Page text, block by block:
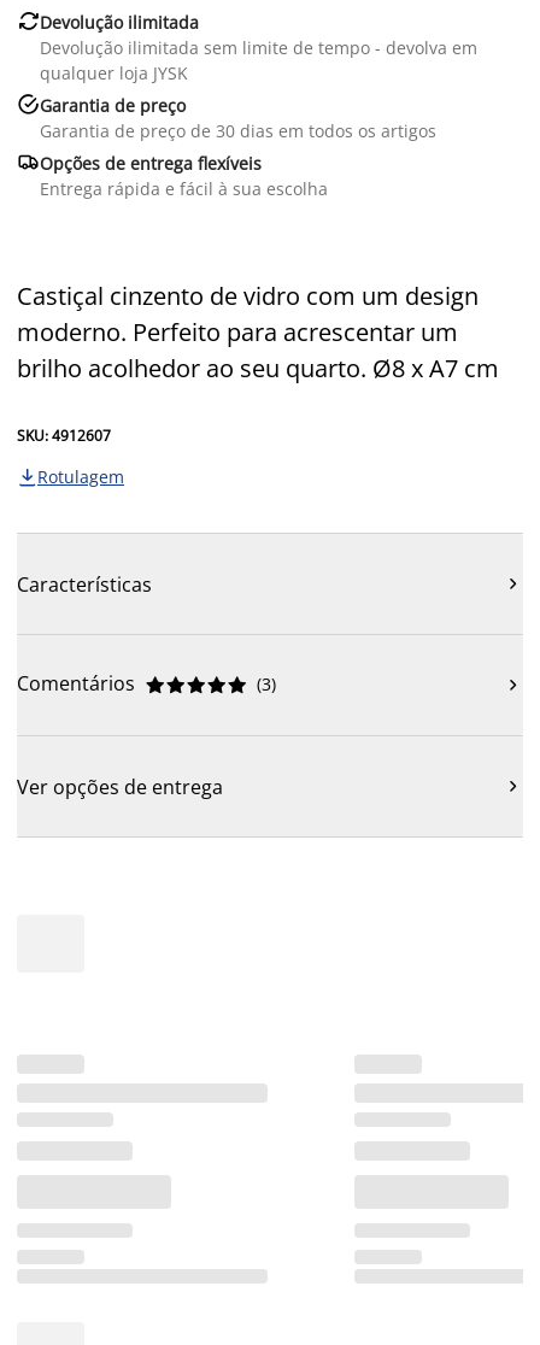
Devolução ilimitada
Devolução ilimitada sem limite de tempo - devolva em
qualquer loja JYSK
Garantia de preço
Garantia de preço de 30 dias em todos os artigos
Opções de entrega flexíveis
Entrega rápida e fácil à sua escolha
Castiçal cinzento de vidro com um design
moderno. Perfeito para acrescentar um
brilho acolhedor ao seu quarto. Ø8 x A7 cm
SKU: 4912607
 Rotulagem
Características 
Comentários 




 (3) 
Ver opções de entrega 